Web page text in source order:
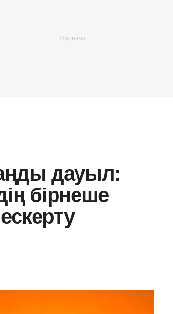
дауыл:
бірнеше